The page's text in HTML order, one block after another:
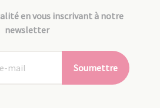
en vous inscrivant à notre
newsletter
Soumettre